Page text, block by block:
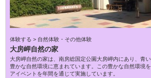
体験する > 自然体験・その他体験
大房岬自然の家
大房岬自然の家は、南房総国定公園大房岬内にあり、青
豊かな自然環境に恵まれています。この豊かな自然環境
アイベントを年間を通じて実施しています。